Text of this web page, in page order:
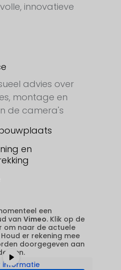
innovatieve
advies over
montage en
de camera's
en
een
van Vimeo. Klik op de
om naar de actuele
er rekening mee
doorgegeven aan
informatie